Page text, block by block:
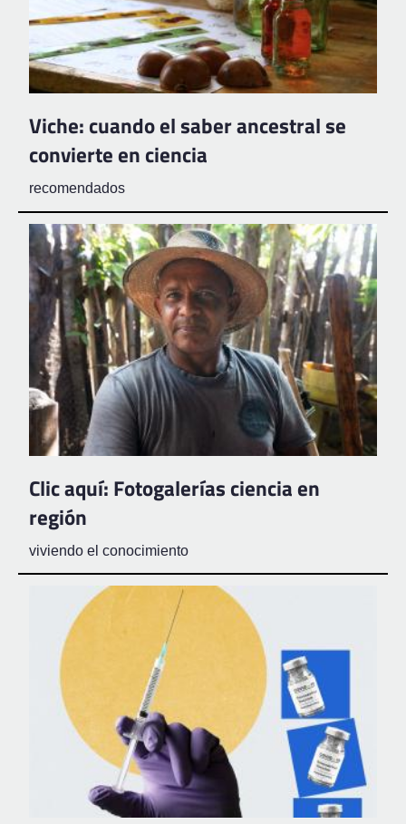
Viche: cuando el saber ancestral se
convierte en ciencia
recomendados
Clic aquí: Fotogalerías ciencia en
región
viviendo el conocimiento